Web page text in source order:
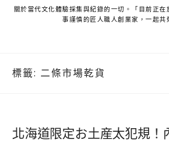
關於當代文化體驗採集與紀錄的一切。「目前正
事謹慎的匠人職人創業家，一起共
標籤: 二條市場乾貨
北海道限定お土産太犯規！